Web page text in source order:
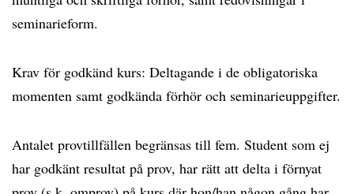
seminarieform.
Krav för godkänd kurs: Deltagande i de obligatoriska
momenten samt godkända förhör och seminarieuppgifter.
Antalet provtillfällen begränsas till fem. Student som ej
har godkänt resultat på prov, har rätt att delta i förnyat